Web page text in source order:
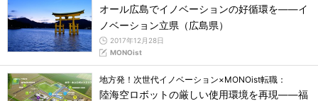
オール広島でイノベーションの好循環を――イ
ノベーション立県（広島県）
2017年12月28日
MONOist
地方発！次世代イノベーション×MONOist転職：
陸海空ロボットの厳しい使用環境を再現――福